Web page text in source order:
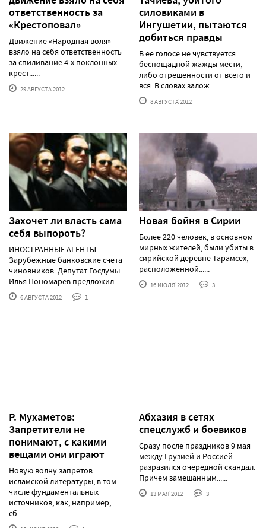
ответственность за
«Крестоповал»
Движение «Народная воля»
взяло на себя ответственность
за спиливание 4-х поклонных
крест......
29 АВГУСТА'2012
силовиками в
Ингушетии, пытаются
добиться правды
В ее голосе не чувствуется
беспощадной жажды мести,
либо отрешенности от всего и
вся. В словах залож......
8 АВГУСТА'2012
Захочет ли власть сама
себя выпороть?
ИНОСТРАННЫЕ АГЕНТЫ.
Зарубежные банковские счета
чиновников. Депутат Госдумы
Илья Пономарёв предложил......
6 АВГУСТА'2012 1
Новая бойня в Сирии
Более 220 человек, в основном
мирных жителей, были убиты в
сирийской деревне Тарамсех,
расположенной......
16 ИЮЛЯ'2012 3
Р. Мухаметов:
Запретители не
понимают, с какими
вещами они играют
Новую волну запретов
исламской литературы, в том
числе фундаментальных
источников, как, например,
сб......
Абхазия в сетях
спецслужб и боевиков
Сразу после праздников 9 мая
между Грузией и Россией
разразился очередной скандал.
Причем замешанным......
13 МАЯ'2012 3